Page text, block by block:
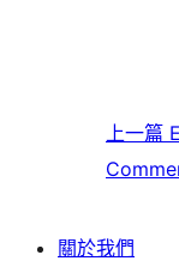
上一篇
關於我們